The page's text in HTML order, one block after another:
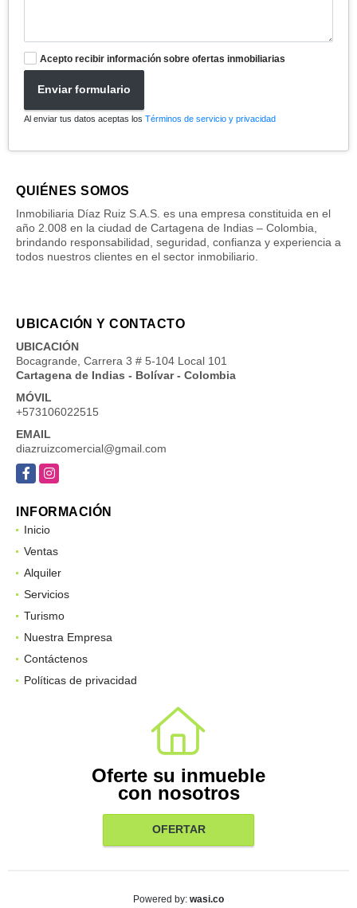
Acepto recibir información sobre ofertas inmobiliarias
Enviar formulario
Al enviar tus datos aceptas los Términos de servicio y privacidad
QUIÉNES SOMOS
Inmobiliaria Díaz Ruiz S.A.S. es una empresa constituida en el
año 2.008 en la ciudad de Cartagena de Indias – Colombia,
brindando responsabilidad, seguridad, confianza y experiencia a
todos nuestros clientes en el sector inmobiliario.
UBICACIÓN Y CONTACTO
UBICACIÓN
Bocagrande, Carrera 3 # 5-104 Local 101
Cartagena de Indias - Bolívar - Colombia
MÓVIL
+573106022515
EMAIL
diazruizcomercial@gmail.com
FacebookInstagram
INFORMACIÓN
Inicio
Ventas
Alquiler
Servicios
Turismo
Nuestra Empresa
Contáctenos
Políticas de privacidad
Oferte su inmueble
con nosotros
OFERTAR
Powered by: wasi.co